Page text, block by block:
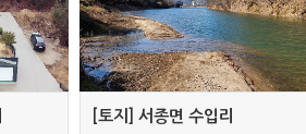
[토지] 서종면 수입리